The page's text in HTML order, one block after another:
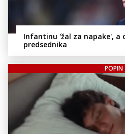
Infantinu 'žal za napake', a
predsednika
POPIN